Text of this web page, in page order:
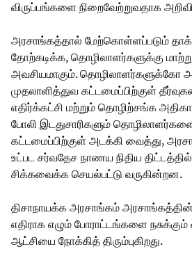
விருப்பங்களை நிறைவேற்றுவதாக
அரசாங்கத்தால் மேற்கொள்ளப்படும்
தோற்கடிக்க, தொழிலாளர்களுக்கு
அவசியமாகும். தொழிலாளர்களுக்கோ
முதலாளித்துவ கட்டமைப்பிற்குள்
எதிர்க்கட்சி மற்றும் தொழிற்சங்க
போலி இடதுசாரிகளும்
கட்டமைப்பிற்குள் அடக்கி வைத்து,
உட்பட சர்வதேச நாணய நிதிய
சிக்கவைக்க செயல்பட்டு வருகின்றன.
திசாநாயக்க அரசாங்கம்
எதிராக எழும் போராட்டங்களை நசுக்கும்
ஆட்சியை நோக்கித் திரும்புகிறது.